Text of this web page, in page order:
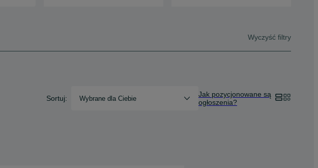
Wyczyść filtry
Sortuj: Wybrane dla Ciebie
Jak pozycjonowane są
ogłoszenia?